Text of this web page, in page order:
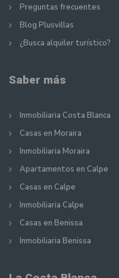
Preguntas frecuentes
Blog Plusvillas
¿Busca alquiler turístico?
Saber más
Inmobiliaria Costa Blanca
Casas en Moraira
Inmobiliaria Moraira
Apartamentos en Calpe
Casas en Calpe
Inmobiliaria Calpe
Casas en Benissa
Inmobiliaria Benissa